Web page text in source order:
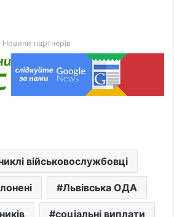
Новини партнерів
військовослужбовці
Львівська ОДА
соціальні виплати